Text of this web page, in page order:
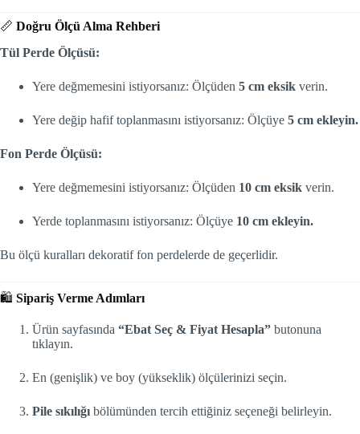
📏 Doğru Ölçü Alma Rehberi
Tül Perde Ölçüsü:
Yere değmemesini istiyorsanız: Ölçüden 5 cm eksik verin.
Yere değip hafif toplanmasını istiyorsanız: Ölçüye 5 cm ekleyin.
Fon Perde Ölçüsü:
Yere değmemesini istiyorsanız: Ölçüden 10 cm eksik verin.
Yerde toplanmasını istiyorsanız: Ölçüye 10 cm ekleyin.
Bu ölçü kuralları dekoratif fon perdelerde de geçerlidir.
🛍️ Sipariş Verme Adımları
Ürün sayfasında “Ebat Seç & Fiyat Hesapla” butonuna
tıklayın.
En (genişlik) ve boy (yükseklik) ölçülerinizi seçin.
Pile sıkılığı bölümünden tercih ettiğiniz seçeneği belirleyin.